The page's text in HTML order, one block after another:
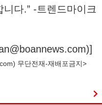
다.” -트렌드마이크
)]
) 무단전재-재배포금지>